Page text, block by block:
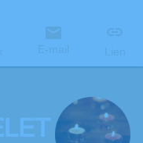
E-mail Lien